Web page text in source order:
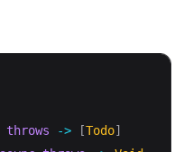
throws -> [Todo]